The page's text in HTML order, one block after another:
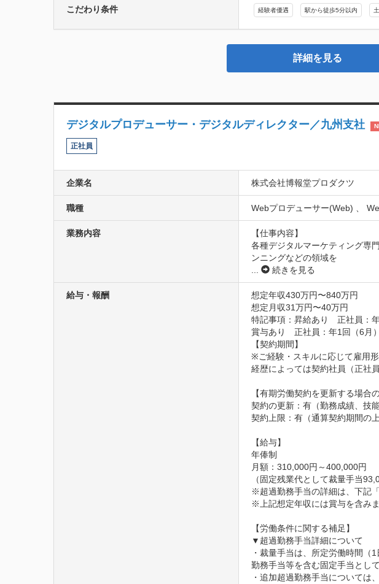
こだわり条件 経験者優遇 駅から徒歩5分以内
詳細を見る
デジタルプロデューサー・デジタルディレクター／九州支社
正社員
企業名 株式会社博報堂プロダクツ
職種 Webプロデューサー(Web) 、
業務内容
【仕事内容】
各種デジタルマーケティング専
ンニングなどの領域を​
...
続きを見る
給与・報酬
想定年収430万円〜840万円
想定月収31万円〜40万円
特記事項：昇給あり　正社員：
賞与あり　正社員：年1回（6月
【契約期間】
※ご経験・スキルに応じて雇用
経歴によっては契約社員（正社
【有期労働契約を更新する場合の
契約の更新：有（勤務成績、技
契約上限：有（通算契約期間の上
【給与】
年俸制
月額：310,000円～400,000円
（固定残業代として裁量手当
※超過勤務手当の詳細は、下記
※上記想定年収には賞与を含みま
【労働条件に関する補足】
▼超過勤務手当詳細について
・裁量手当は、所定労働時間（
勤務手当等を含む固定手当とし
・追加超過勤務手当については